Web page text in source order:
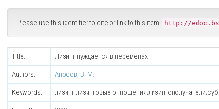
Please use this identifier to cite or link to this item: http://
Title: Лизинг нуждается в переменах
Authors: Аносов, В. М.
Keywords: лизинг;лизинговые